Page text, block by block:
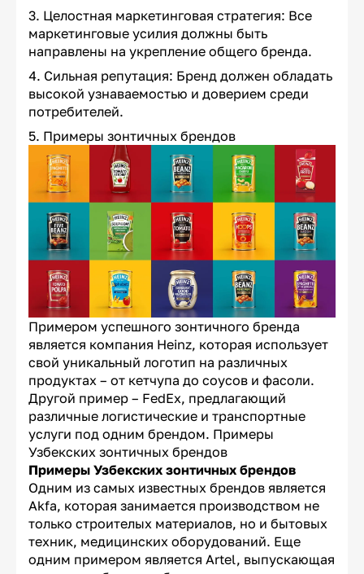
Целостная маркетинговая стратегия: Все
маркетинговые усилия должны быть
направлены на укрепление общего бренда.
Сильная репутация: Бренд должен обладать
высокой узнаваемостью и доверием среди
потребителей.
Примеры зонтичных брендов
Примером успешного зонтичного бренда
является компания Heinz, которая использует
свой уникальный логотип на различных
продуктах – от кетчупа до соусов и фасоли.
Другой пример – FedEx, предлагающий
различные логистические и транспортные
услуги под одним брендом. Примеры
Узбекских зонтичных брендов
Примеры Узбекских зонтичных брендов
Одним из самых известных брендов является
Akfa, которая занимается производством не
только строителых материалов, но и бытовых
техник, медицинских оборудований. Еще
одним примером является Artel, выпускающая